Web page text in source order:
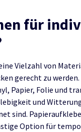
für
Vielzahl von
gerecht zu werden.
Papier, Folie und
und
sind.
Option für